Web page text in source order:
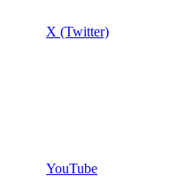
X (Twitter)
YouTube